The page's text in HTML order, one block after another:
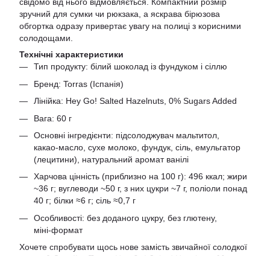
свідомо від нього відмовляється. Компактний розмір
зручний для сумки чи рюкзака, а яскрава бірюзова
обгортка одразу привертає увагу на полиці з корисними
солодощами.
Технічні характеристики
Тип продукту: білий шоколад із фундуком і сіллю
Бренд: Torras (Іспанія)
Лінійка: Hey Go! Salted Hazelnuts, 0% Sugars Added
Вага: 60 г
Основні інгредієнти: підсолоджувач мальтитол,
какао‑масло, сухе молоко, фундук, сіль, емульгатор
(лецитини), натуральний аромат ванілі
Харчова цінність (приблизно на 100 г): 496 ккал; жири
~36 г; вуглеводи ~50 г, з них цукри ~7 г, поліоли понад
40 г; білки ≈6 г; сіль ≈0,7 г
Особливості: без доданого цукру, без глютену,
міні‑формат
Хочете спробувати щось нове замість звичайної солодкої